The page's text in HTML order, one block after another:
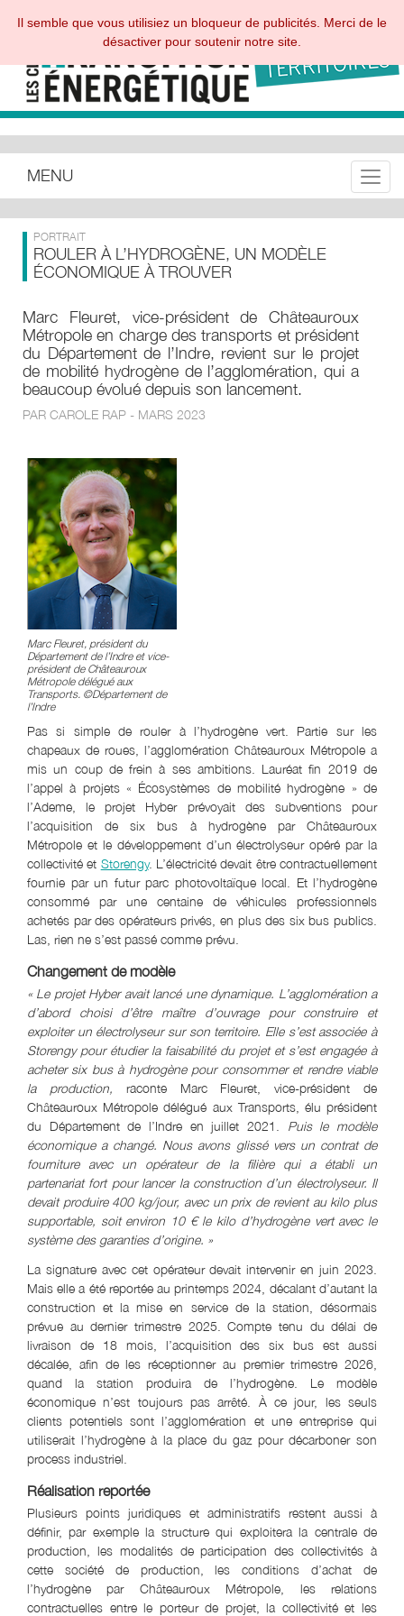
MENU
PORTRAIT
ROULER À L’HYDROGÈNE, UN MODÈLE
ÉCONOMIQUE À TROUVER
Marc Fleuret, vice-président de Châteauroux
Métropole en charge des transports et président
du Département de l’Indre, revient sur le projet
de mobilité hydrogène de l’agglomération, qui a
beaucoup évolué depuis son lancement.
PAR CAROLE RAP - MARS 2023
Marc Fleuret, président du
Département de l’Indre et vice-
président de Châteauroux
Métropole délégué aux
Transports. ©Département de
l’Indre
Pas si simple de rouler à l’hydrogène vert. Partie sur les
chapeaux de roues, l’agglomération Châteauroux Métropole a
mis un coup de frein à ses ambitions. Lauréat fin 2019 de
l’appel à projets « Écosystèmes de mobilité hydrogène » de
l’Ademe, le projet Hyber prévoyait des subventions pour
l’acquisition de six bus à hydrogène par Châteauroux
Métropole et le développement d’un électrolyseur opéré par la
collectivité et Storengy. L’électricité devait être contractuellement
fournie par un futur parc photovoltaïque local. Et l’hydrogène
consommé par une centaine de véhicules professionnels
achetés par des opérateurs privés, en plus des six bus publics.
Las, rien ne s’est passé comme prévu.
Changement de modèle
« Le projet Hyber avait lancé une dynamique. L’agglomération a
d’abord choisi d’être maître d’ouvrage pour construire et
exploiter un électrolyseur sur son territoire. Elle s’est associée à
Storengy pour étudier la faisabilité du projet et s’est engagée à
acheter six bus à hydrogène pour consommer et rendre viable
la production, raconte Marc Fleuret, vice-président de
Châteauroux Métropole délégué aux Transports, élu président
du Département de l’Indre en juillet 2021.
Puis le modèle
économique a changé. Nous avons glissé vers un contrat de
fourniture avec un opérateur de la filière qui a établi un
partenariat fort pour lancer la construction d’un électrolyseur. Il
devait produire 400 kg/jour, avec un prix de revient au kilo plus
supportable, soit environ 10 € le kilo d’hydrogène vert avec le
système des garanties d’origine. »
La signature avec cet opérateur devait intervenir en juin 2023.
Mais elle a été reportée au printemps 2024, décalant d’autant la
construction et la mise en service de la station, désormais
prévue au dernier trimestre 2025. Compte tenu du délai de
livraison de 18 mois, l’acquisition des six bus est aussi
décalée, afin de les réceptionner au premier trimestre 2026,
quand la station produira de l’hydrogène. Le modèle
économique n’est toujours pas arrêté. À ce jour, les seuls
clients potentiels sont l’agglomération et une entreprise qui
utiliserait l’hydrogène à la place du gaz pour décarboner son
process industriel.
Réalisation reportée
Plusieurs points juridiques et administratifs restent aussi à
définir, par exemple la structure qui exploitera la centrale de
production, les modalités de participation des collectivités à
cette société de production, les conditions d’achat de
l’hydrogène par Châteauroux Métropole, les relations
contractuelles entre le porteur de projet, la collectivité et les
Il semble que vous utilisiez un bloqueur de publicités. Merci de le
désactiver pour soutenir notre site.